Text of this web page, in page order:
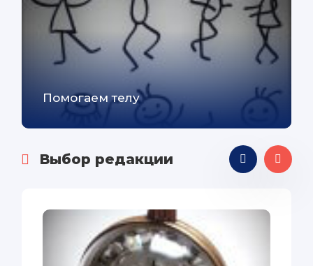
Помогаем телу
Выбор редакции